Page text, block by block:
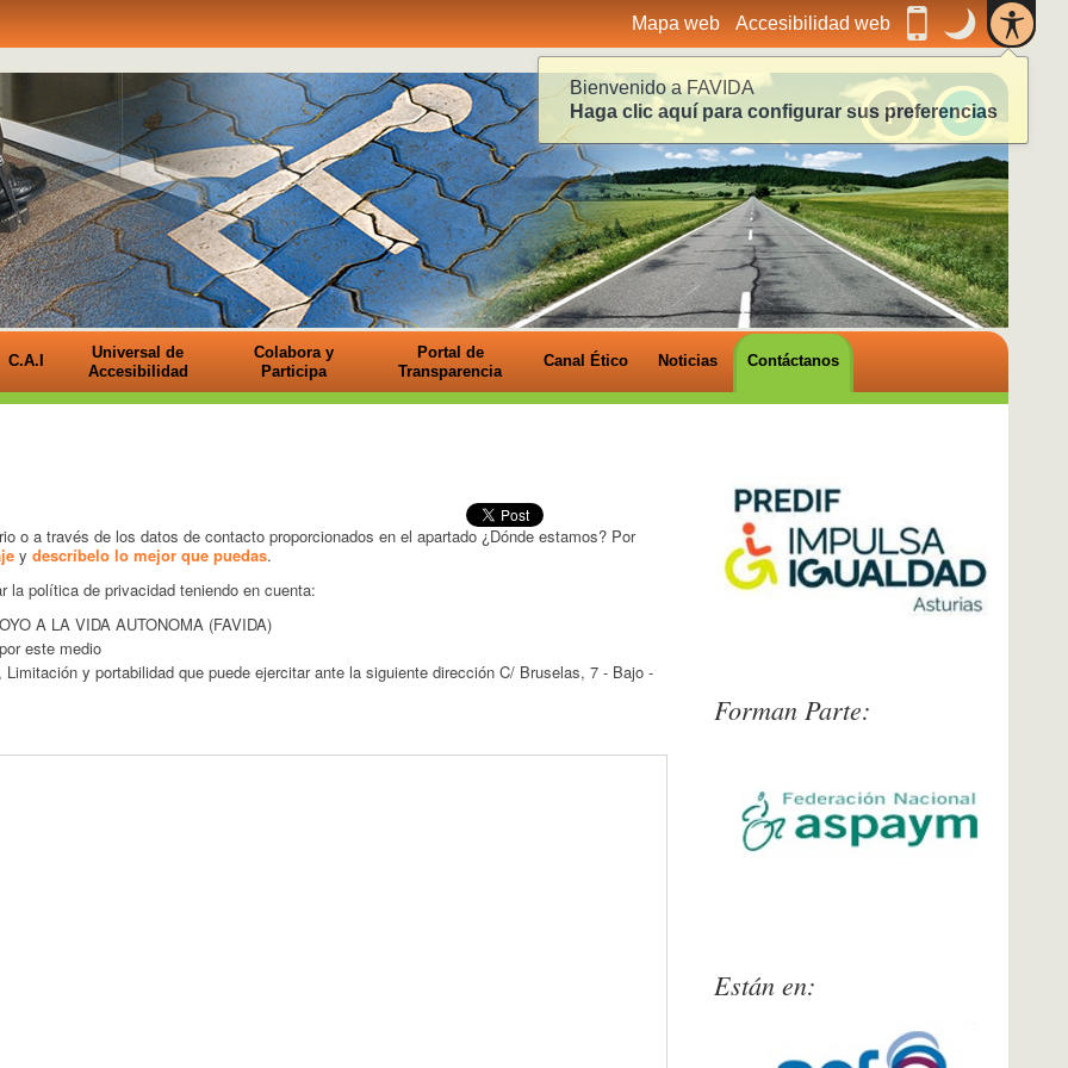
Mapa web Accesibilidad web Móvil
Cambiar a vista
Modo
nocturno
Modalidad
DE
Bienvenido a FAVIDA
Haga clic aquí para configurar sus preferencias
Síguenos
FAVIDA
C.A.I
Universal de
Accesibilidad
Colabora y
Participa
Portal de
Transparencia
Canal Ético Noticias Contáctanos
Forman Parte:
Están en:
o a través de los datos de contacto proporcionados en el apartado ¿Dónde estamos? Por
ydescríbelo lo mejor que puedas.
la política de privacidad teniendo en cuenta:
A LA VIDA AUTONOMA (FAVIDA)
este medio
y portabilidad que puede ejercitar ante la siguiente dirección C/ Bruselas, 7 - Bajo -